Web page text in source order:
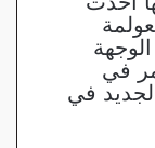
في
في